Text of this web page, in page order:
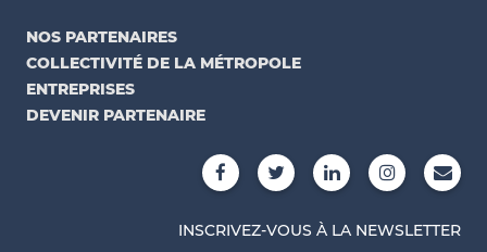
NOS PARTENAIRES
COLLECTIVITÉ DE LA MÉTROPOLE
ENTREPRISES
DEVENIR PARTENAIRE
INSCRIVEZ-VOUS À LA NEWSLETTER